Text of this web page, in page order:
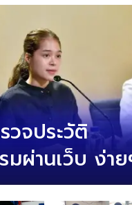
วจประวัติ
มผ่านเว็บ ง่า